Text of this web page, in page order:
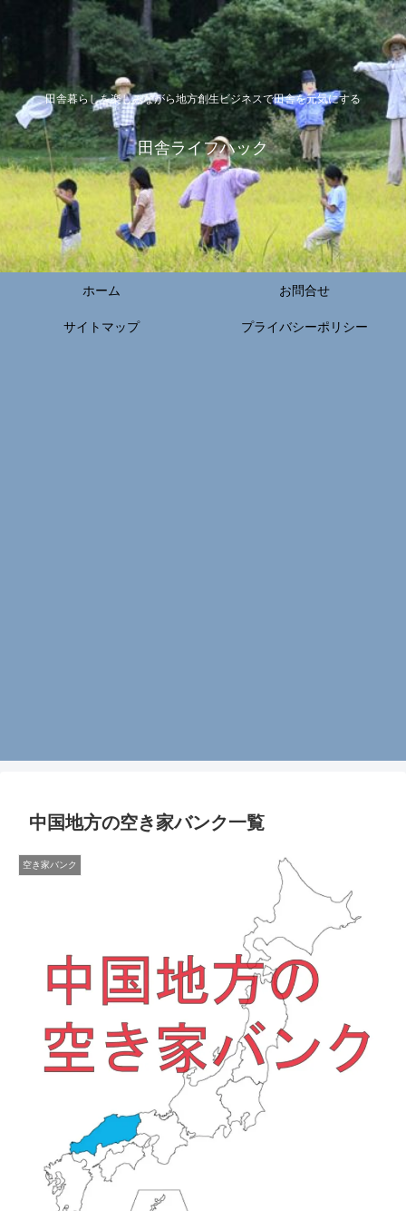
田舎暮らしを楽しみながら地方創生ビジネスで田舎を元気にする
田舎ライフハック
ホーム お問合せ
サイトマップ プライバシーポリシー
中国地方の空き家バンク一覧
空き家バンク